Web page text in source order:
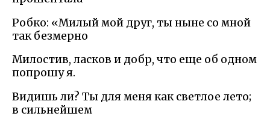
Робко: «Милый мой друг, ты ныне со мной
так безмерно
Милостив, ласков и добр, что еще об одном
попрошу я.
Видишь ли? Ты для меня как светлое лето;
в сильнейшем